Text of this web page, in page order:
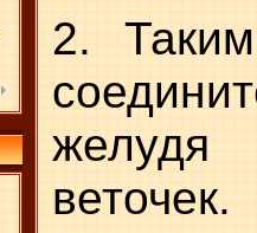
2.
веточек.